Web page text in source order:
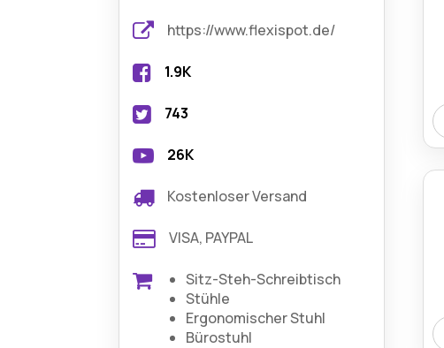
https://www.flexispot.de/
1.9K
743
26K
Kostenloser Versand
VISA, PAYPAL
Sitz-Steh-Schreibtisch
Stühle
Ergonomischer Stuhl
Bürostuhl